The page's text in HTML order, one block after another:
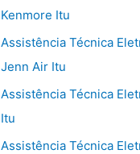
Kenmore Itu
Assistência Técnica
Jenn Air Itu
Assistência Técnica
Itu
Assistência Técnica